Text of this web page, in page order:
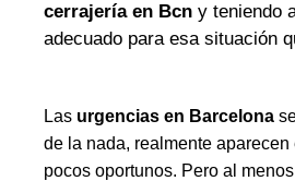
cerrajería en Bcn y teniendo
adecuado para esa situación
Las urgencias en Barcelona
de la nada, realmente aparecen
pocos oportunos. Pero al